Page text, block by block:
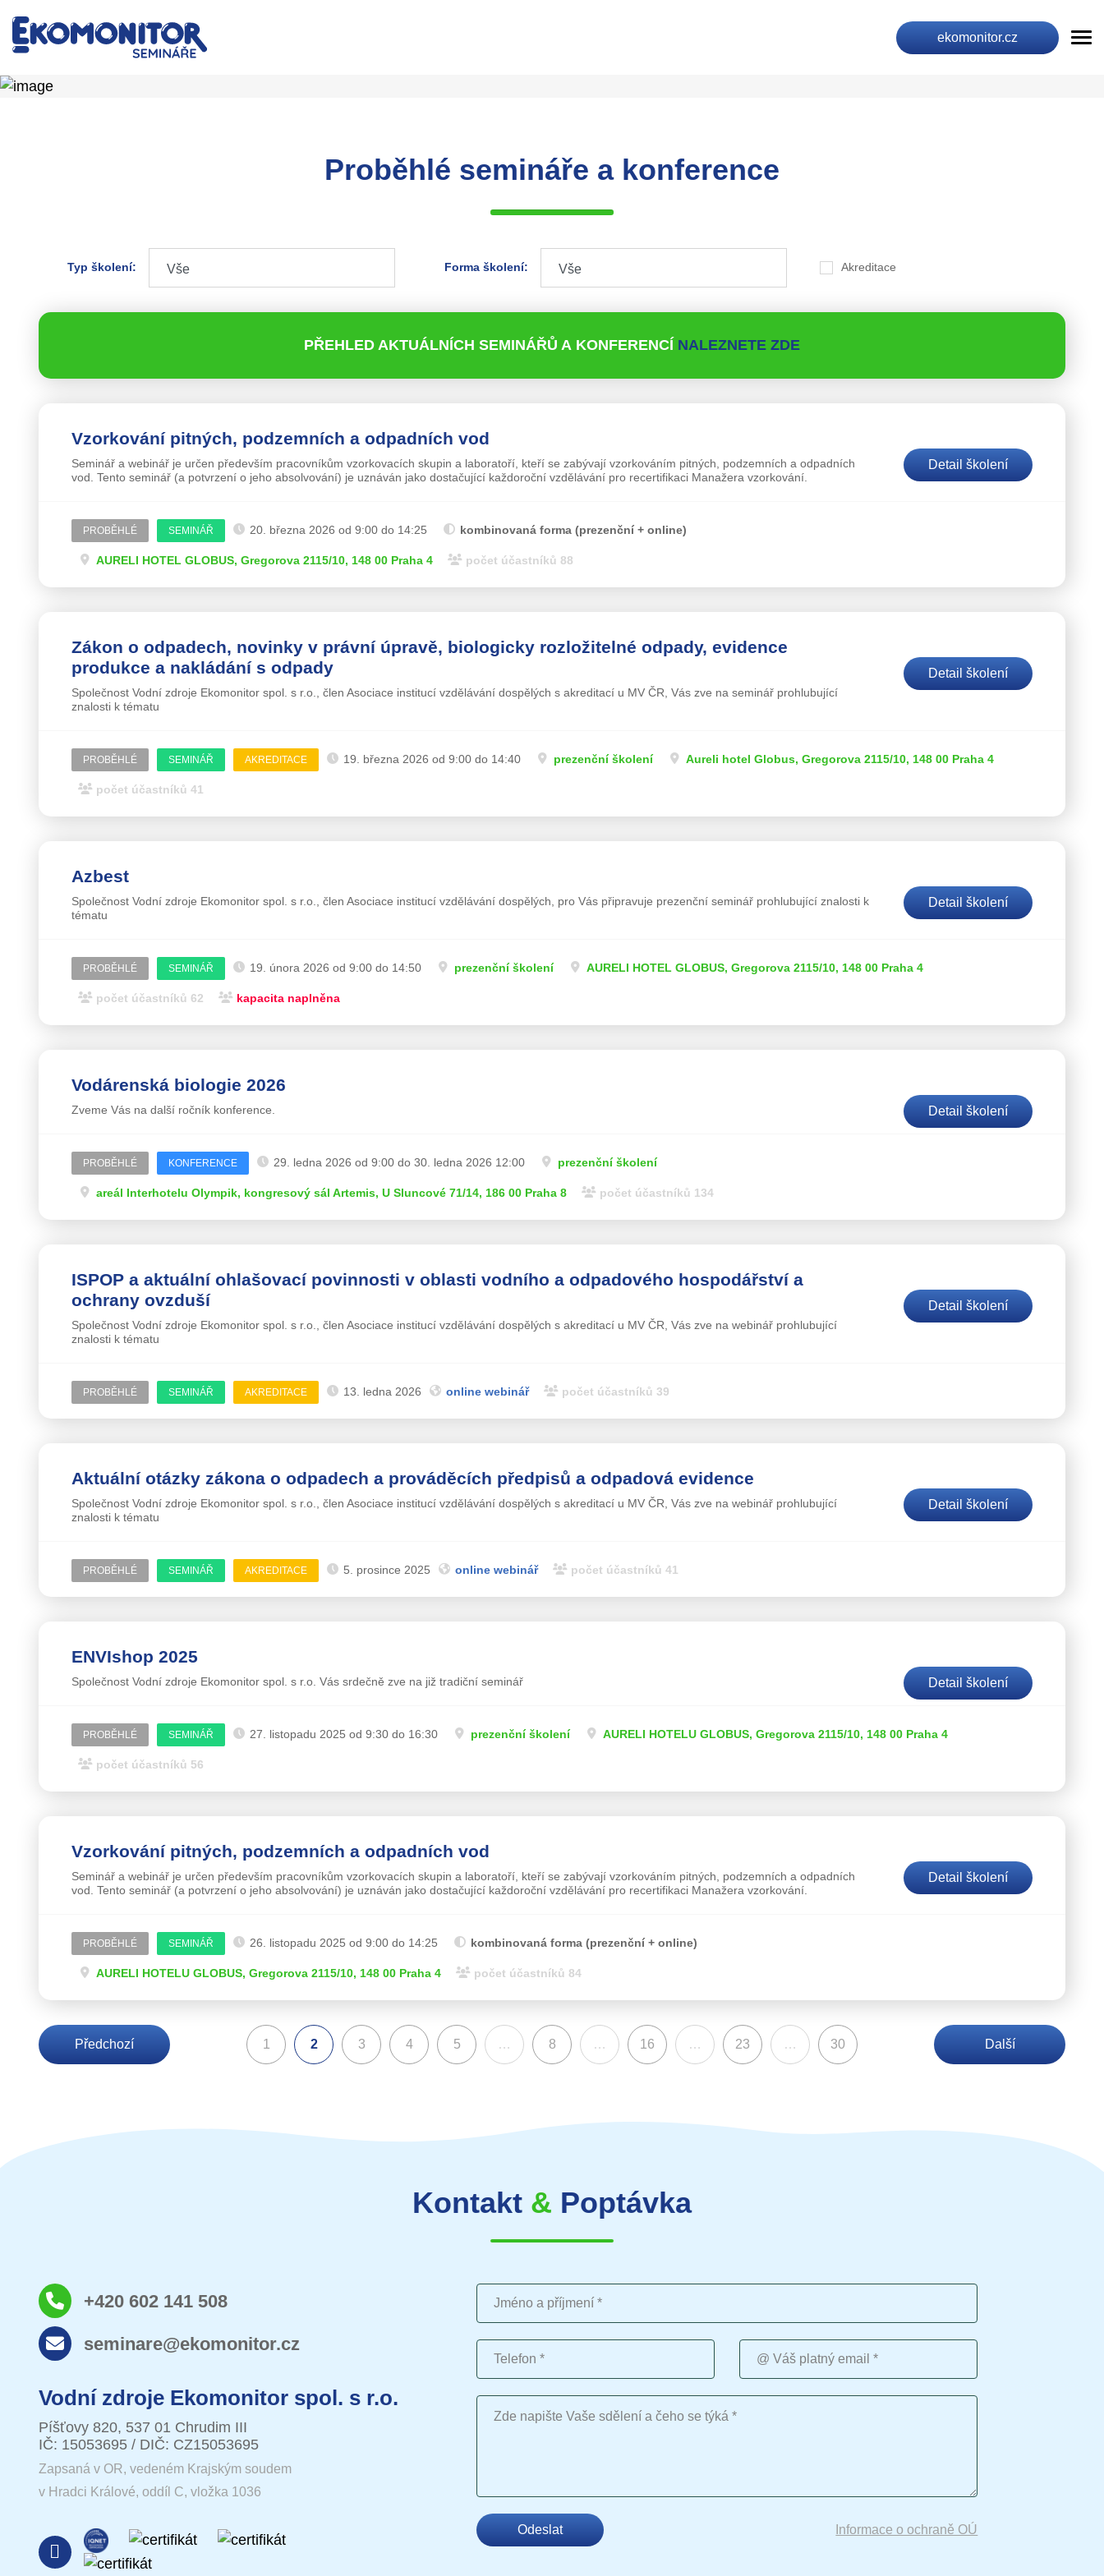
ekomonitor.cz
Proběhlé semináře a konference
Typ školení: Forma školení: Akreditace
PŘEHLED AKTUÁLNÍCH SEMINÁŘŮ A KONFERENCÍ NALEZNETE ZDE
Vzorkování pitných, podzemních a odpadních vod
Seminář a webinář je určen především pracovníkům vzorkovacích skupin a laboratoří, kteří se zabývají vzorkováním pitných, podzemních a odpadních
vod. Tento seminář (a potvrzení o jeho absolvování) je uznáván jako dostačující každoroční vzdělávání pro recertifikaci Manažera vzorkování.
Detail školení
PROBĚHLÉ SEMINÁŘ 20. března 2026 od 9:00 do 14:25 kombinovaná forma (prezenční + online)
AURELI HOTEL GLOBUS, Gregorova 2115/10, 148 00 Praha 4 počet účastníků 88
Zákon o odpadech, novinky v právní úpravě, biologicky rozložitelné odpady, evidence
produkce a nakládání s odpady
Společnost Vodní zdroje Ekomonitor spol. s r.o., člen Asociace institucí vzdělávání dospělých s akreditací u MV ČR, Vás zve na seminář prohlubující
znalosti k tématu
Detail školení
PROBĚHLÉ SEMINÁŘ AKREDITACE 19. března 2026 od 9:00 do 14:40 prezenční školení Aureli hotel Globus, Gregorova 2115/10, 148 00 Praha 4
počet účastníků 41
Azbest
Společnost Vodní zdroje Ekomonitor spol. s r.o., člen Asociace institucí vzdělávání dospělých, pro Vás připravuje prezenční seminář prohlubující znalosti k
tématu
Detail školení
PROBĚHLÉ SEMINÁŘ 19. února 2026 od 9:00 do 14:50 prezenční školení AURELI HOTEL GLOBUS, Gregorova 2115/10, 148 00 Praha 4
počet účastníků 62 kapacita naplněna
Vodárenská biologie 2026
Zveme Vás na další ročník konference. Detail školení
PROBĚHLÉ KONFERENCE 29. ledna 2026 od 9:00 do 30. ledna 2026 12:00 prezenční školení
areál Interhotelu Olympik, kongresový sál Artemis, U Sluncové 71/14, 186 00 Praha 8 počet účastníků 134
ISPOP a aktuální ohlašovací povinnosti v oblasti vodního a odpadového hospodářství a
ochrany ovzduší
Společnost Vodní zdroje Ekomonitor spol. s r.o., člen Asociace institucí vzdělávání dospělých s akreditací u MV ČR, Vás zve na webinář prohlubující
znalosti k tématu
Detail školení
PROBĚHLÉ SEMINÁŘ AKREDITACE 13. ledna 2026 online webinář počet účastníků 39
Aktuální otázky zákona o odpadech a prováděcích předpisů a odpadová evidence
Společnost Vodní zdroje Ekomonitor spol. s r.o., člen Asociace institucí vzdělávání dospělých s akreditací u MV ČR, Vás zve na webinář prohlubující
znalosti k tématu
Detail školení
PROBĚHLÉ SEMINÁŘ AKREDITACE 5. prosince 2025 online webinář počet účastníků 41
ENVIshop 2025
Společnost Vodní zdroje Ekomonitor spol. s r.o. Vás srdečně zve na již tradiční seminář Detail školení
PROBĚHLÉ SEMINÁŘ 27. listopadu 2025 od 9:30 do 16:30 prezenční školení AURELI HOTELU GLOBUS, Gregorova 2115/10, 148 00 Praha 4
počet účastníků 56
Vzorkování pitných, podzemních a odpadních vod
Seminář a webinář je určen především pracovníkům vzorkovacích skupin a laboratoří, kteří se zabývají vzorkováním pitných, podzemních a odpadních
vod. Tento seminář (a potvrzení o jeho absolvování) je uznáván jako dostačující každoroční vzdělávání pro recertifikaci Manažera vzorkování.
Detail školení
PROBĚHLÉ SEMINÁŘ 26. listopadu 2025 od 9:00 do 14:25 kombinovaná forma (prezenční + online)
AURELI HOTELU GLOBUS, Gregorova 2115/10, 148 00 Praha 4 počet účastníků 84
Předchozí 1 2(aktuální)
3 4 5 … 8 … 16 … 23 … 30 Další
Kontakt & Poptávka
+420 602 141 508
seminare@ekomonitor.cz
Vodní zdroje Ekomonitor spol. s r.o.
Píšťovy 820, 537 01 Chrudim III
IČ: 15053695 / DIČ: CZ15053695
Zapsaná v OR, vedeném Krajským soudem
v Hradci Králové, oddíl C, vložka 1036
Jméno a příjmení
Telefon Váš platný email
Vaše sdělení
Odeslat Informace o ochraně OÚ